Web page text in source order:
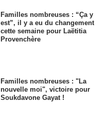
Familles nombreuses : “Ça y
est”, il y a eu du changement
cette semaine pour Laëtitia
Provenchère
Familles nombreuses : "La
nouvelle moi", victoire pour
Soukdavone Gayat !